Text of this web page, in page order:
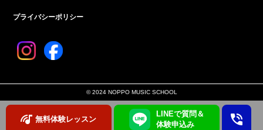
無料体験レッスン
LINEで質問＆
体験申込み
プライバシーポリシー
© 2024 NOPPO MUSIC SCHOOL